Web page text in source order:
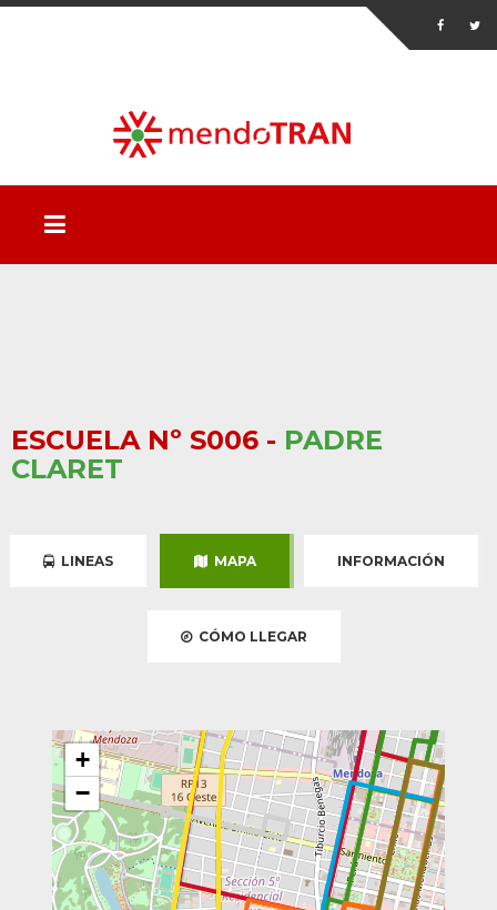
ESCUELA Nº S006 - PADRE
CLARET
LINEAS MAPA INFORMACIÓN
CÓMO LLEGAR
+
−